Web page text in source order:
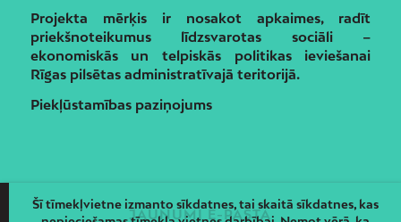
Projekta mērķis ir nosakot apkaimes, radīt
priekšnoteikumus līdzsvarotas sociāli –
ekonomiskās un telpiskās politikas ieviešanai
Rīgas pilsētas administratīvajā teritorijā.
Piekļūstamības paziņojums
JAUNUMI E-PASTĀ
Šī tīmekļvietne izmanto sīkdatnes, tai skaitā sīkdatnes, kas